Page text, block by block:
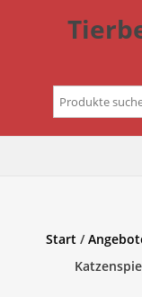
Suchen
nach:
Start /